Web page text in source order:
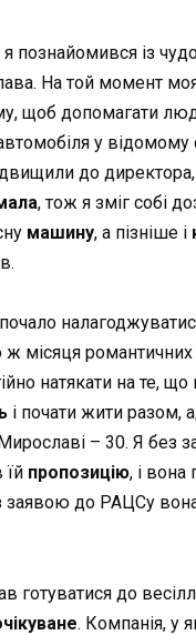
познайомився із
На той момент
щоб допомагати
у відомому
до директора,
, тож я зміг собі
машину, а пізніше і
ж місяця романтичних
натякати на те,
і почати жити разом,
– 30. Я без
їй пропозицію, і вона
заявою до РАЦСу
готуватися до
. Компанія, у